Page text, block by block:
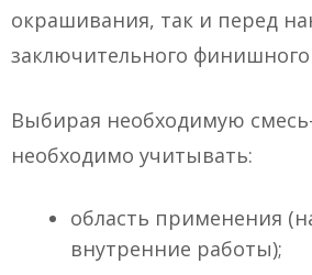
окрашивания, так и перед
заключительного
Выбирая необходимую
необходимо учитывать:
область применения
внутренние работы);